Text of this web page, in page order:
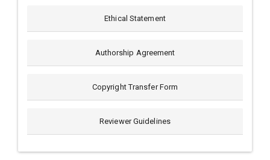
Ethical Statement
Authorship Agreement
Copyright Transfer Form
Reviewer Guidelines